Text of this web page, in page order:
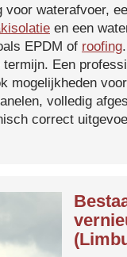
voor waterafvoer,
en een
EPDM of roofing
Een
mogelijkheden
volledig
correct